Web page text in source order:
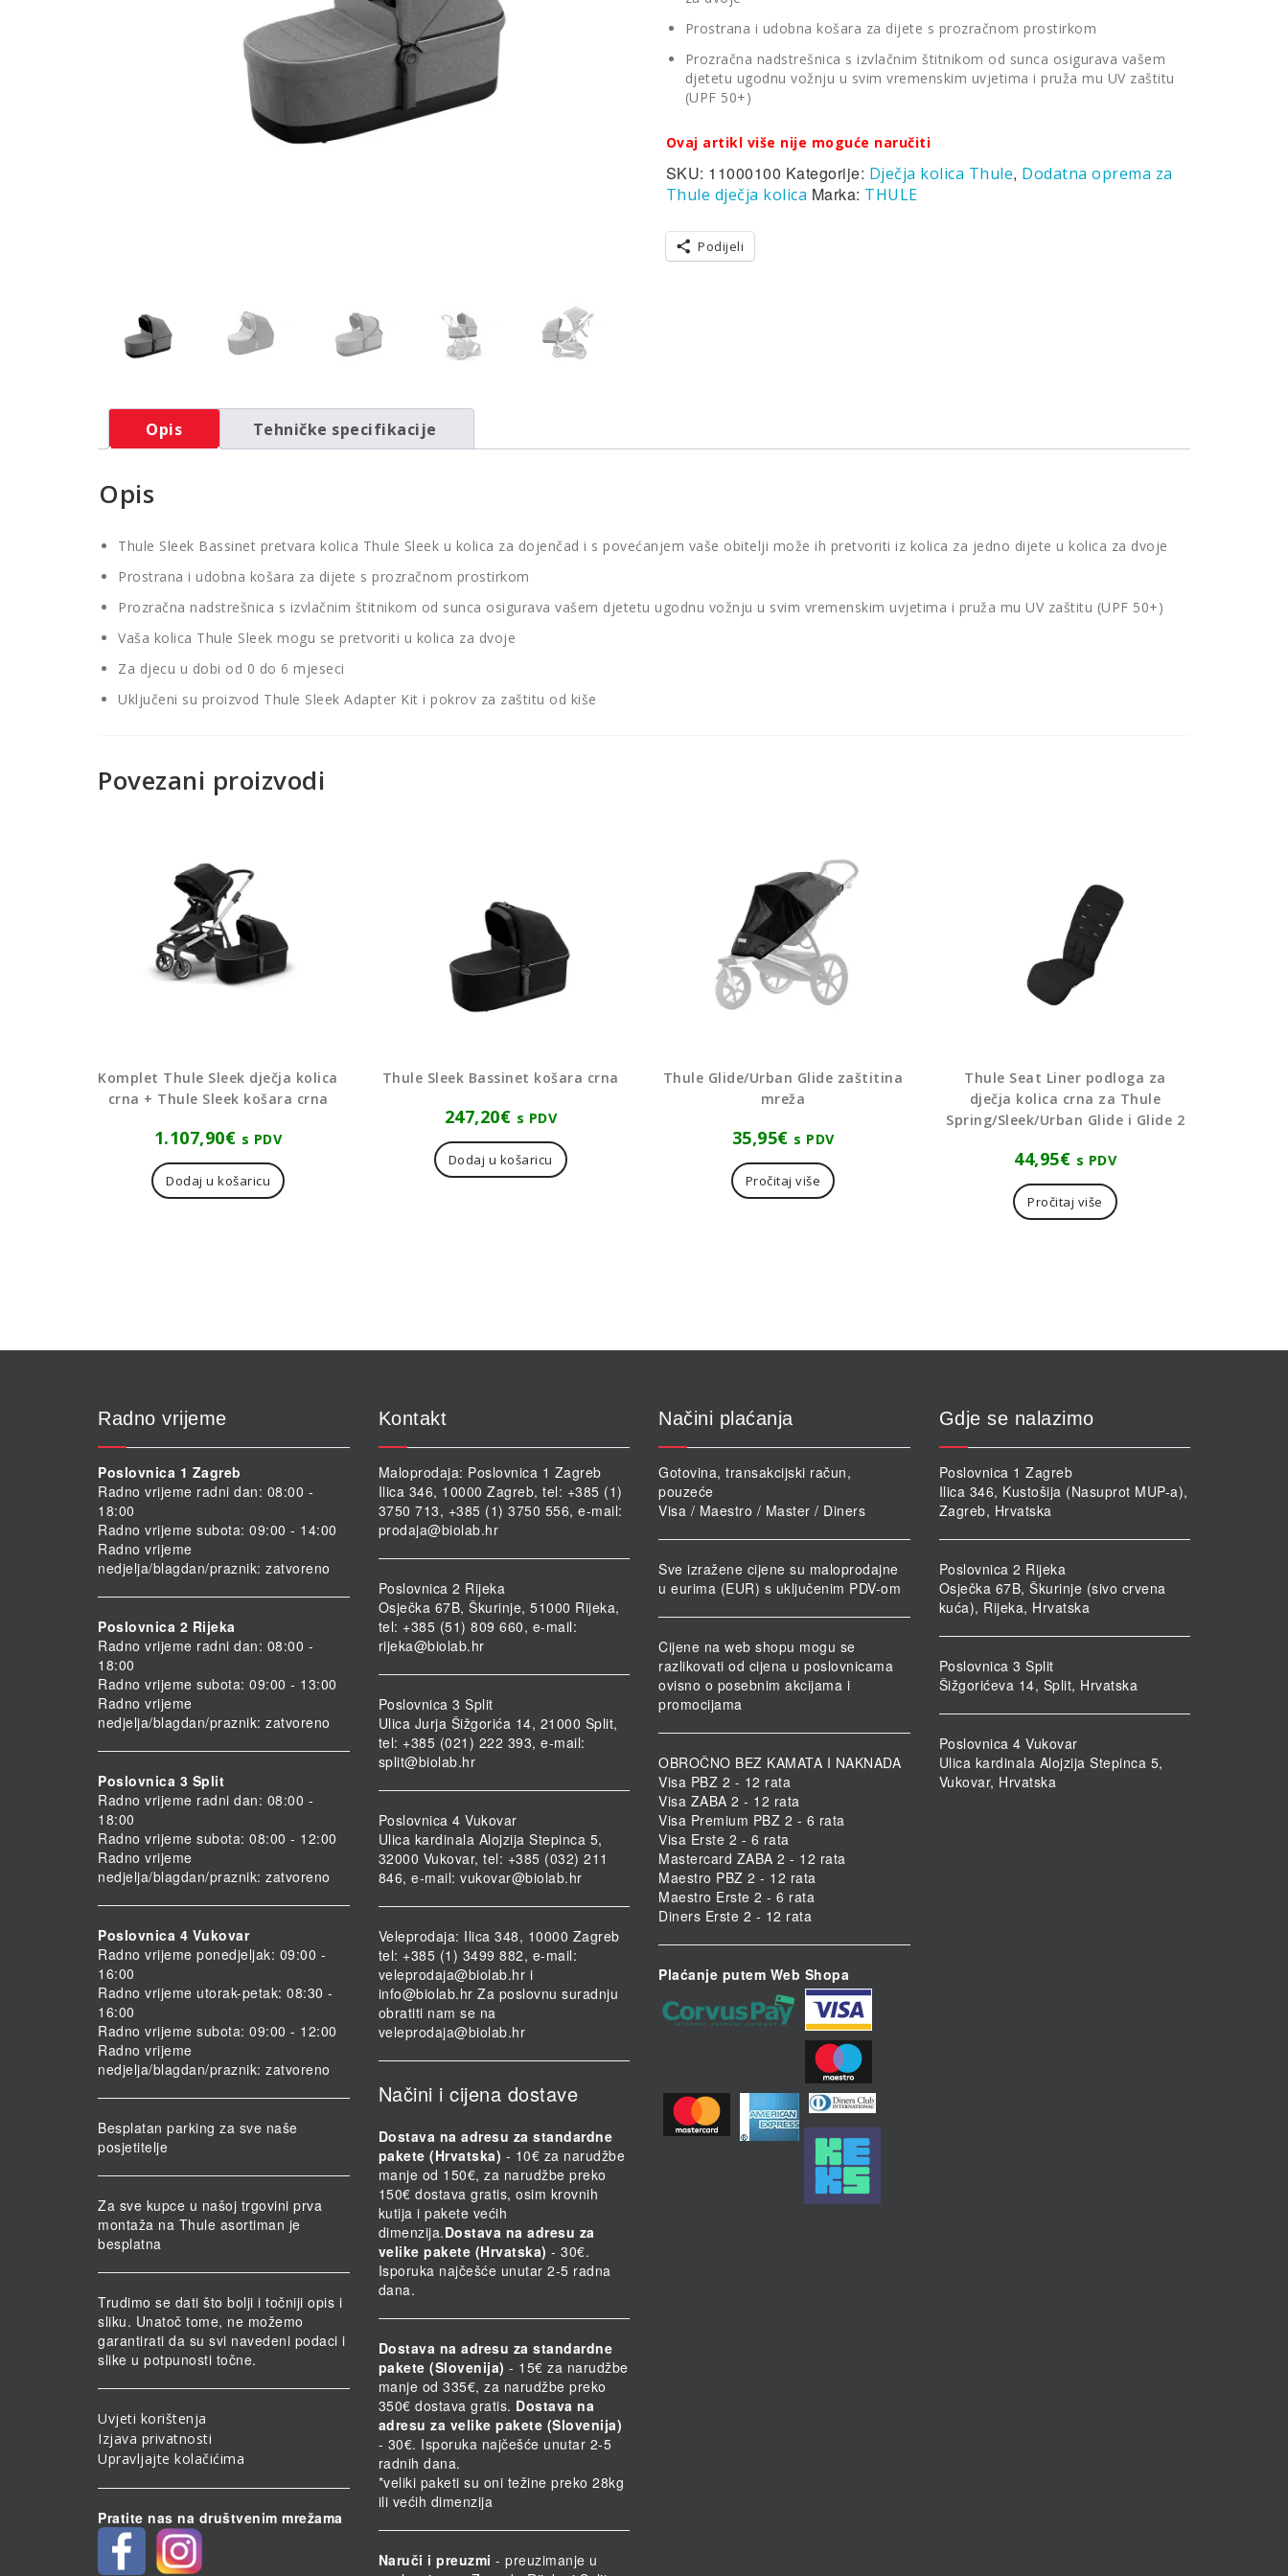
Prostrana i udobna košara za dijete s prozračnom prostirkom
Prozračna nadstrešnica s izvlačnim štitnikom od sunca osigurava vašem
djetetu ugodnu vožnju u svim vremenskim uvjetima i pruža mu UV zaštitu
(UPF 50+)
Ovaj artikl više nije moguće naručiti
SKU: 11000100 Kategorije: Dječja kolica Thule, Dodatna oprema za
Thule dječja kolica Marka: THULE
Podijeli
Opis Tehničke specifikacije
Opis
Thule Sleek Bassinet pretvara kolica Thule Sleek u kolica za dojenčad i s povećanjem vaše obitelji može ih pretvoriti iz kolica za jedno dijete u kolica za dvoje
Prostrana i udobna košara za dijete s prozračnom prostirkom
Prozračna nadstrešnica s izvlačnim štitnikom od sunca osigurava vašem djetetu ugodnu vožnju u svim vremenskim uvjetima i pruža mu UV zaštitu (UPF 50+)
Vaša kolica Thule Sleek mogu se pretvoriti u kolica za dvoje
Za djecu u dobi od 0 do 6 mjeseci
Uključeni su proizvod Thule Sleek Adapter Kit i pokrov za zaštitu od kiše
Povezani proizvodi
Komplet Thule Sleek dječja kolica
crna + Thule Sleek košara crna
1.107,90€ s PDV
Dodaj u košaricu
Thule Sleek Bassinet košara crna
247,20€ s PDV
Dodaj u košaricu
Thule Glide/Urban Glide zaštitina
mreža
35,95€ s PDV
Pročitaj više
Thule Seat Liner podloga za
dječja kolica crna za Thule
Spring/Sleek/Urban Glide i Glide 2
44,95€ s PDV
Pročitaj više
Radno vrijeme
Poslovnica 1 Zagreb
Radno vrijeme radni dan: 08:00 -
18:00
Radno vrijeme subota: 09:00 - 14:00
Radno vrijeme
nedjelja/blagdan/praznik: zatvoreno
Poslovnica 2 Rijeka
Radno vrijeme radni dan: 08:00 -
18:00
Radno vrijeme subota: 09:00 - 13:00
Radno vrijeme
nedjelja/blagdan/praznik: zatvoreno
Poslovnica 3 Split
Radno vrijeme radni dan: 08:00 -
18:00
Radno vrijeme subota: 08:00 - 12:00
Radno vrijeme
nedjelja/blagdan/praznik: zatvoreno
Poslovnica 4 Vukovar
Radno vrijeme ponedjeljak: 09:00 -
16:00
Radno vrijeme utorak-petak: 08:30 -
16:00
Radno vrijeme subota: 09:00 - 12:00
Radno vrijeme
nedjelja/blagdan/praznik: zatvoreno
Besplatan parking za sve naše
posjetitelje
Za sve kupce u našoj trgovini prva
montaža na Thule asortiman je
besplatna
Trudimo se dati što bolji i točniji opis i
sliku. Unatoč tome, ne možemo
garantirati da su svi navedeni podaci i
slike u potpunosti točne.
Uvjeti korištenja
Izjava privatnosti
Upravljajte kolačićima
Pratite nas na društvenim mrežama
Kontakt
Maloprodaja: Poslovnica 1 Zagreb
Ilica 346, 10000 Zagreb, tel: +385 (1)
3750 713, +385 (1) 3750 556, e-mail:
prodaja@biolab.hr
Poslovnica 2 Rijeka
Osječka 67B, Škurinje, 51000 Rijeka,
tel: +385 (51) 809 660, e-mail:
rijeka@biolab.hr
Poslovnica 3 Split
Ulica Jurja Šižgorića 14, 21000 Split,
tel: +385 (021) 222 393, e-mail:
split@biolab.hr
Poslovnica 4 Vukovar
Ulica kardinala Alojzija Stepinca 5,
32000 Vukovar, tel: +385 (032) 211
846, e-mail: vukovar@biolab.hr
Veleprodaja: Ilica 348, 10000 Zagreb
tel: +385 (1) 3499 882, e-mail:
veleprodaja@biolab.hr i
info@biolab.hr Za poslovnu suradnju
obratiti nam se na
veleprodaja@biolab.hr
Načini i cijena dostave
Dostava na adresu za standardne
pakete (Hrvatska) - 10€ za narudžbe
manje od 150€, za narudžbe preko
150€ dostava gratis, osim krovnih
kutija i pakete većih
dimenzija.Dostava na adresu za
velike pakete (Hrvatska) - 30€.
Isporuka najčešće unutar 2-5 radna
dana.
Dostava na adresu za standardne
pakete (Slovenija) - 15€ za narudžbe
manje od 335€, za narudžbe preko
350€ dostava gratis. Dostava na
adresu za velike pakete (Slovenija)
- 30€. Isporuka najčešće unutar 2-5
radnih dana.
*veliki paketi su oni težine preko 28kg
ili većih dimenzija
Naruči i preuzmi - preuzimanje u
Načini plaćanja
Gotovina, transakcijski račun,
pouzeće
Visa / Maestro / Master / Diners
Sve izražene cijene su maloprodajne
u eurima (EUR) s uključenim PDV-om
Cijene na web shopu mogu se
razlikovati od cijena u poslovnicama
ovisno o posebnim akcijama i
promocijama
OBROČNO BEZ KAMATA I NAKNADA
Visa PBZ 2 - 12 rata
Visa ZABA 2 - 12 rata
Visa Premium PBZ 2 - 6 rata
Visa Erste 2 - 6 rata
Mastercard ZABA 2 - 12 rata
Maestro PBZ 2 - 12 rata
Maestro Erste 2 - 6 rata
Diners Erste 2 - 12 rata
Plaćanje putem Web Shopa
Gdje se nalazimo
Poslovnica 1 Zagreb
Ilica 346, Kustošija (Nasuprot MUP-a),
Zagreb, Hrvatska
Poslovnica 2 Rijeka
Osječka 67B, Škurinje (sivo crvena
kuća), Rijeka, Hrvatska
Poslovnica 3 Split
Šižgorićeva 14, Split, Hrvatska
Poslovnica 4 Vukovar
Ulica kardinala Alojzija Stepinca 5,
Vukovar, Hrvatska